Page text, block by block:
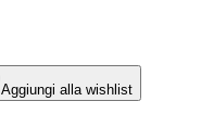
Aggiungi alla wishlist